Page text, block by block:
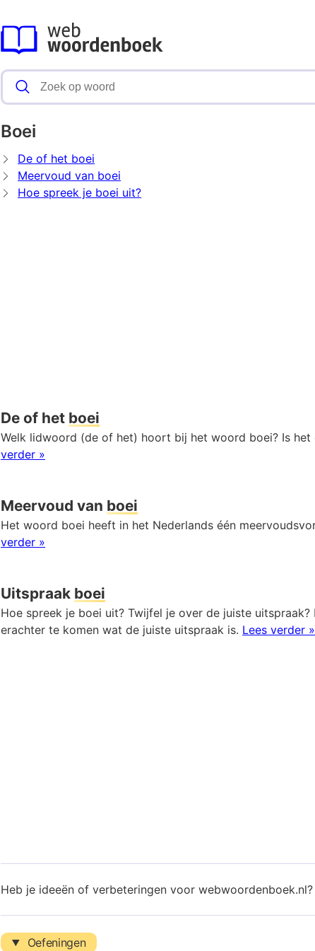
Boei
De of het boei
Meervoud van boei
Hoe spreek je boei uit?
De of het boei
Welk lidwoord (de of het) hoort bij het woord boei? Is
verder »
Meervoud van boei
Het woord boei heeft in het Nederlands één
verder »
Uitspraak boei
Hoe spreek je boei uit? Twijfel je over de juiste
erachter te komen wat de juiste uitspraak is. Lees verder »
Heb je ideeën of verbeteringen voor
Oefeningen